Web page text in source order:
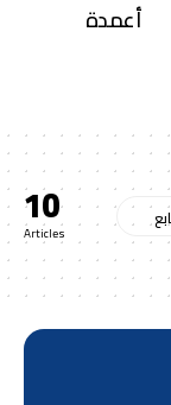
أعمدة
10
Articles